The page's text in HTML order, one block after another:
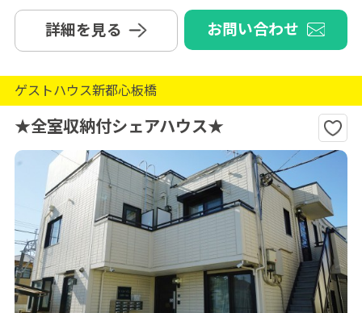
詳細を見る お問い合わせ
ゲストハウス新都心板橋
★全室収納付シェアハウス★